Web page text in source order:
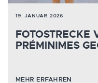
19. JANUAR 2026
FOTOSTRECKE
PRÉMINIMES
MEHR ERFAHREN